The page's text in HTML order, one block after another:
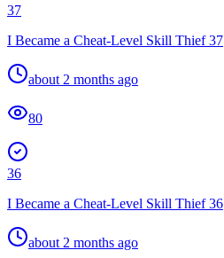
37
I Became a Cheat-Level Skill Thief 37
about 2 months ago
80
36
I Became a Cheat-Level Skill Thief 36
about 2 months ago